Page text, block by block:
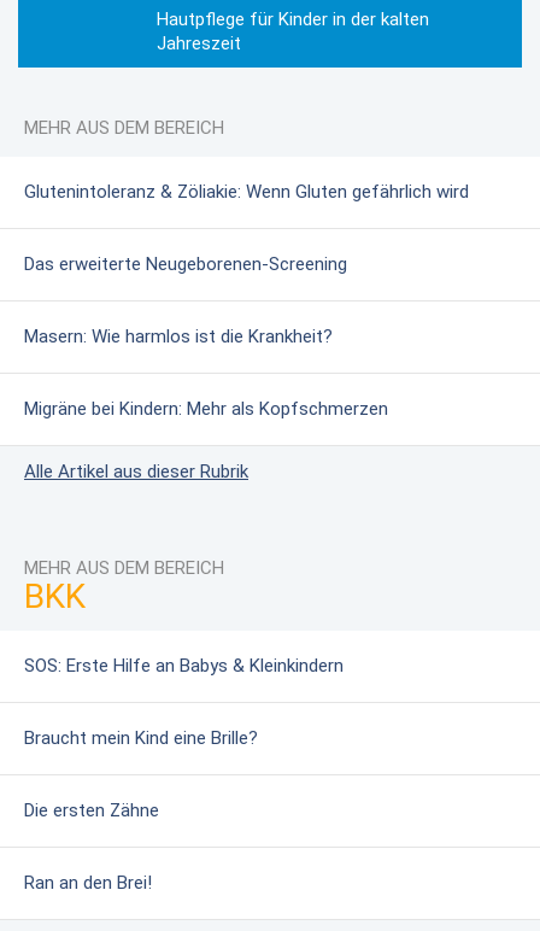
Hautpflege für Kinder in der kalten
Jahreszeit
MEHR AUS DEM BEREICH
Glutenintoleranz & Zöliakie: Wenn Gluten gefährlich wird
Das erweiterte Neugeborenen-Screening
Masern: Wie harmlos ist die Krankheit?
Migräne bei Kindern: Mehr als Kopfschmerzen
Alle Artikel aus dieser Rubrik
MEHR AUS DEM BEREICH
BKK
SOS: Erste Hilfe an Babys & Kleinkindern
Braucht mein Kind eine Brille?
Die ersten Zähne
Ran an den Brei!